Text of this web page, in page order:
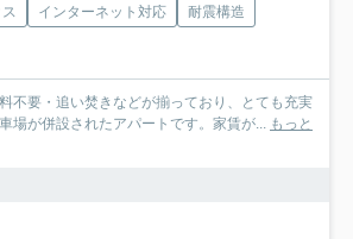
インターネット対応
耐震構造
不要・追い焚きなどが揃っており、とても充実
場が併設されたアパートです。家賃が... もっと